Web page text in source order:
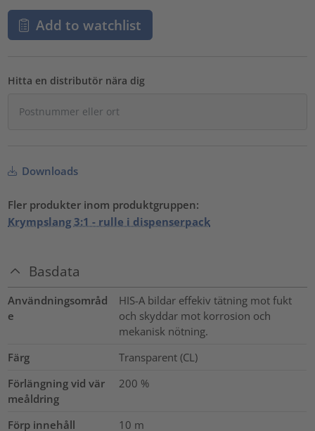
Add to watchlist
Hitta en distributör nära dig
Downloads
Fler produkter inom produktgruppen:
Krympslang 3:1 - rulle i dispenserpack
Basdata
Användningsområd
e
HIS-A bildar effekiv tätning mot fukt
och skyddar mot korrosion och
mekanisk nötning.
Färg
Transparent (CL)
Förlängning vid vär
meåldring
200 %
Förp innehåll 10 m